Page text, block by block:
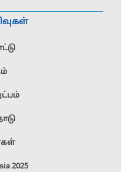
2025